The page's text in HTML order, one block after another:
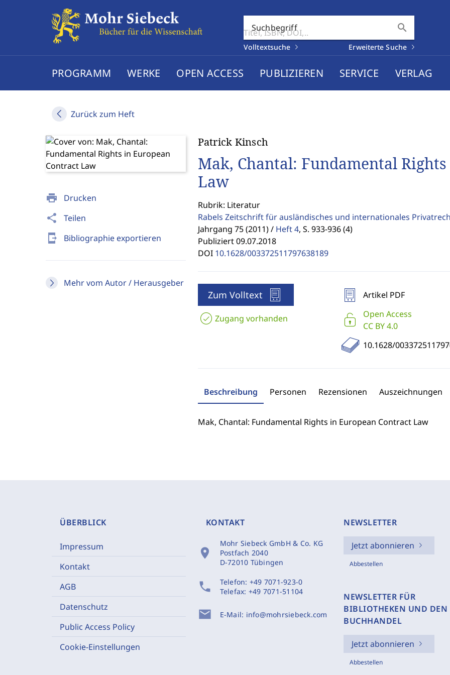
Suchbegriff search
Volltextsuche Erweiterte Suche
PROGRAMM WERKE OPEN ACCESS PUBLIZIEREN SERVICE VERLAG
Zurück zum Heft
print Drucken
share Teilen
send_to_mobile Bibliographie exportieren
Mehr vom Autor / Herausgeber
Patrick Kinsch
Mak, Chantal: Fundamental
Law
Rubrik: Literatur
Rabels Zeitschrift für ausländisches und internationales
Jahrgang 75 (2011) / Heft 4, S. 933-936 (4)
Publiziert 09.07.2018
DOI 10.1628/003372511797638189
Zum Volltext
Zugang vorhanden
Artikel PDF
Open Access
CC BY 4.0
10.1628/
Beschreibung Personen Rezensionen Auszeichnungen
Mak, Chantal: Fundamental Rights in European Contract Law
ÜBERBLICK
Impressum
Kontakt
AGB
Datenschutz
Public Access Policy
Cookie-Einstellungen
KONTAKT
location_on
Mohr Siebeck GmbH & Co. KG
Postfach 2040
D-72010 Tübingen
phone Telefon: +49 7071-923-0
Telefax: +49 7071-51104
mail E-Mail: info@mohrsiebeck.com
NEWSLETTER
Jetzt abonnieren
Abbestellen
NEWSLETTER FÜR
BIBLIOTHEKEN UND DEN
BUCHHANDEL
Jetzt abonnieren
Abbestellen